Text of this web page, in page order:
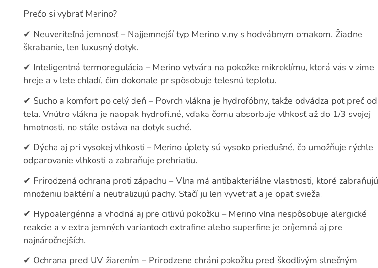
Prečo si vybrať Merino?
✔ Neuveriteľná jemnosť – Najjemnejší typ Merino vlny s hodvábnym omakom. Žiadne
škrabanie, len luxusný dotyk.
✔ Inteligentná termoregulácia – Merino vytvára na pokožke mikroklímu, ktorá vás v zime
hreje a v lete chladí, čím dokonale prispôsobuje telesnú teplotu.
✔ Sucho a komfort po celý deň – Povrch vlákna je hydrofóbny, takže odvádza pot preč od
tela. Vnútro vlákna je naopak hydrofilné, vďaka čomu absorbuje vlhkosť až do 1/3 svojej
hmotnosti, no stále ostáva na dotyk suché.
✔ Dýcha aj pri vysokej vlhkosti – Merino úplety sú vysoko priedušné, čo umožňuje rýchle
odparovanie vlhkosti a zabraňuje prehriatiu.
✔ Prirodzená ochrana proti zápachu – Vlna má antibakteriálne vlastnosti, ktoré zabraňujú
množeniu baktérií a neutralizujú pachy. Stačí ju len vyvetrať a je opäť svieža!
✔ Hypoalergénna a vhodná aj pre citlivú pokožku – Merino vlna nespôsobuje alergické
reakcie a v extra jemných variantoch extrafine alebo superfine je príjemná aj pre
najnáročnejších.
✔ Ochrana pred UV žiarením – Prirodzene chráni pokožku pred škodlivým slnečným